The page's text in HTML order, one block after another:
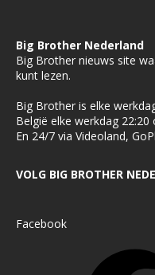
Big Brother Nederland
Big Brother nieuws site
kunt lezen.
Big Brother is elke
België elke werkdag
En 24/7 via Videoland,
VOLG BIG BROTHER
Facebook